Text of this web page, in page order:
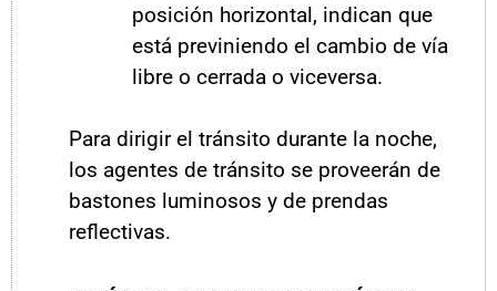
posición horizontal, indican que
está previniendo el cambio de vía
libre o cerrada o viceversa.
Para dirigir el tránsito durante la noche,
los agentes de tránsito se proveerán de
bastones luminosos y de prendas
reflectivas.